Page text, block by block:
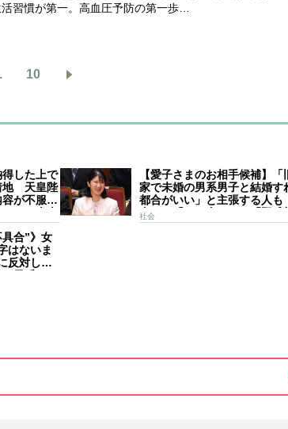
習慣が第一。高血圧予防の第一歩…
10
した上で
地 天皇陛
が不服で
い” 米大
る日本の
【愛子さまのお相手候補】「
家で未婚の男系男子と結婚す
都合がいい」と主張する人
去には「のび太くん」「野球
ース」「華道家元の孫」など
社会
具合”》女
はないま
反対して